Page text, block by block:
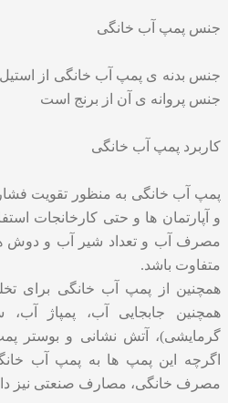
جنس پمپ آب خانگی
جنس بدنه ی پمپ آب خانگی از
جنس پروانه ی آن از برنج است
کاربرد پمپ آب خانگی
پمپ آب خانگی به منظور تقویت فشار
و آپارتمان ها و حتی کارخانجات
مصرف آب و تعداد شیر آب و دوش
متفاوت باشد.
همچنین از پمپ آب خانگی برای
همچنین جابجایی آب، پمپاژ
گرمایشی)، آتش نشانی و بوستر
اگرچه این پمپ ها به پمپ آب
مصرف خانگی، مصارف صنعتی نیز